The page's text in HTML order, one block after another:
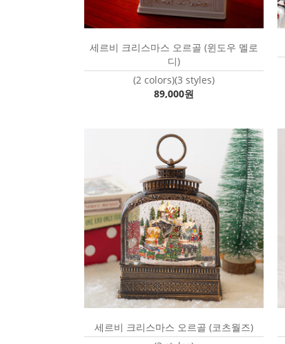
세르비 크리스마스 오르골 (윈도우 멜로
디)
(2 colors)(3 styles)
89,000원
세르비 크리스마스 오르골 (코츠월즈)